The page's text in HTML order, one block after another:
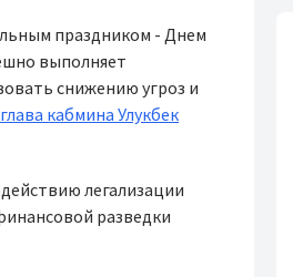
праздником - Днем
выполняет
снижению угроз и
глава кабмина Улукбек
легализации
разведки